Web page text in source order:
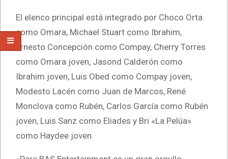
El elenco principal está integrado por Choco Orta
como Omara, Michael Stuart como Ibrahim,
Ernesto Concepción como Compay, Cherry Torres
como Omara joven, Jasond Calderón como
Ibrahim joven, Luis Obed como Compay joven,
Modesto Lacén como Juan de Marcos, René
Monclova como Rubén, Carlos García como Rubén
joven, Luis Sanz como Eliades y Bri «La Pelúa»
como Haydee joven.